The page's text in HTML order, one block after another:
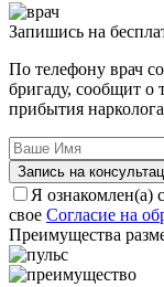
Запишись на
По телефону врач
бригаду, сообщит о
прибытия нарколога
Запись на
Я ознакомлен(а) с
свое Согласие на
Преимущества